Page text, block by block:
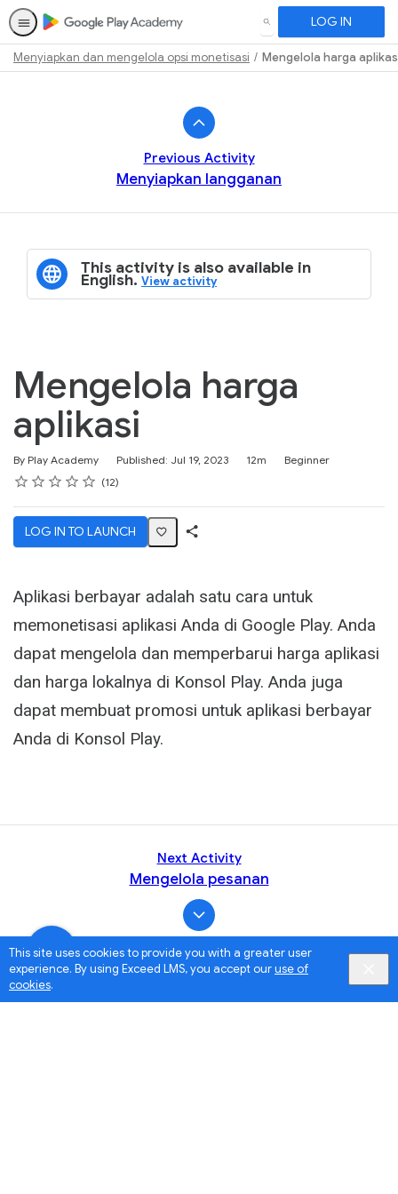
This site uses cookies to provide you with a greater user
experience. By using Exceed LMS, you accept ouruse of
cookies.
SEARCH LOG IN
Menyiapkan dan mengelola opsi monetisasi Mengelola harga
Previous Activity
Menyiapkan langganan
This activity is also available in
English.View activity
Mengelola harga
aplikasi
By Play Academy Published: Jul 19, 2023
Duration 12m
Difficulty
Beginner
Rating
1 star
2 stars
3 stars
4 stars
5 stars
Average rating: 4.8 12
12 reviews
LOG IN TO LAUNCH
Aplikasi berbayar adalah satu cara untuk
memonetisasi aplikasi Anda di Google Play. Anda
dapat mengelola dan memperbarui harga aplikasi
dan harga lokalnya di Konsol Play. Anda juga
dapat membuat promosi untuk aplikasi berbayar
Anda di Konsol Play.
Next Activity
Mengelola pesanan